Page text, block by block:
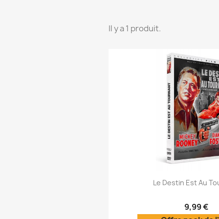
Il y a 1 produit.
Aperçu
Le Destin Est Au
9,99 €